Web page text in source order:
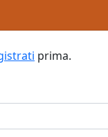
prima.